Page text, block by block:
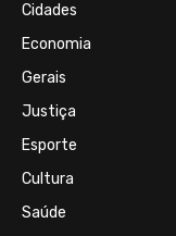
Cidades
Economia
Gerais
Justiça
Esporte
Cultura
Saúde